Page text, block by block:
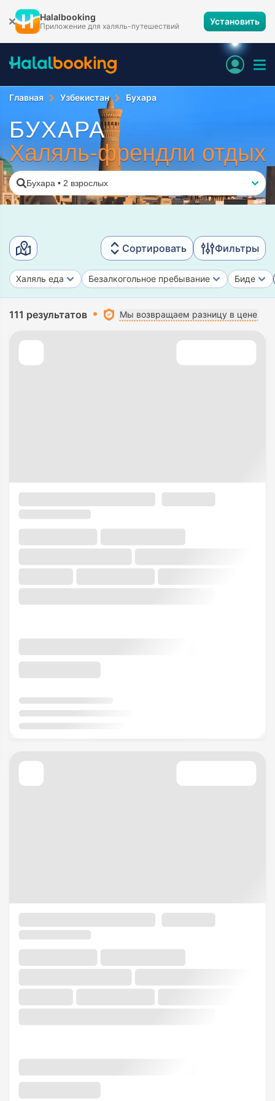
Halalbooking
Приложение для халяль-путешествий Установить
Главная Узбекистан Бухара
БУХАРА
Халяль-френдли отдых
Бухара • 2 взрослых
Сортировать Фильтры
Халяль еда Безалкогольное пребывание Биде
111 результатов Мы возвращаем разницу в цене